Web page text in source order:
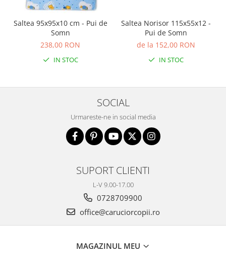
Saltea 95x95x10 cm - Pui de
Somn
238,00 RON
IN STOC
Saltea Norisor 115x55x12 -
Pui de Somn
de la 152,00 RON
IN STOC
SOCIAL
Urmareste-ne in social media
SUPORT CLIENTI
L-V 9.00-17.00
0728709900
office@caruciorcopii.ro
MAGAZINUL MEU